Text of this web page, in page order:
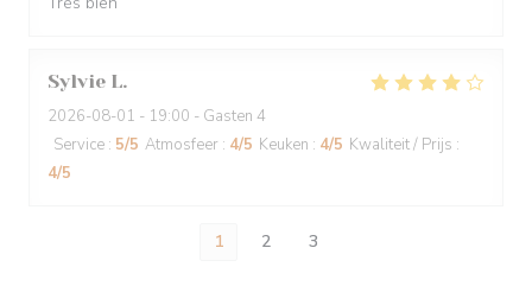
Sylvie L
2026-08-01 - 19:00 - Gasten 4
Service : 5/5 Atmosfeer : 4/5 Keuken : 4/5 Kwaliteit / Prijs :
4/5
1 2 3